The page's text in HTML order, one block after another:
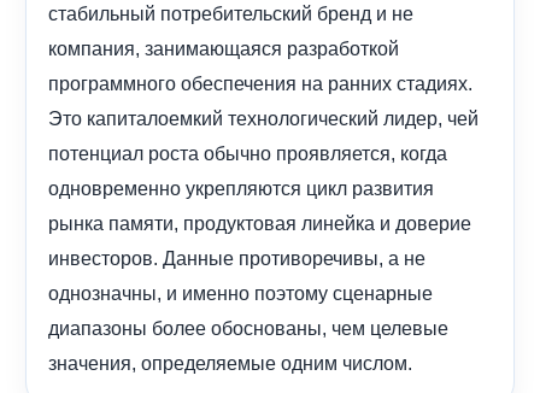
стабильный потребительский бренд и не
компания, занимающаяся разработкой
программного обеспечения на ранних стадиях.
Это капиталоемкий технологический лидер, чей
потенциал роста обычно проявляется, когда
одновременно укрепляются цикл развития
рынка памяти, продуктовая линейка и доверие
инвесторов. Данные противоречивы, а не
однозначны, и именно поэтому сценарные
диапазоны более обоснованы, чем целевые
значения, определяемые одним числом.